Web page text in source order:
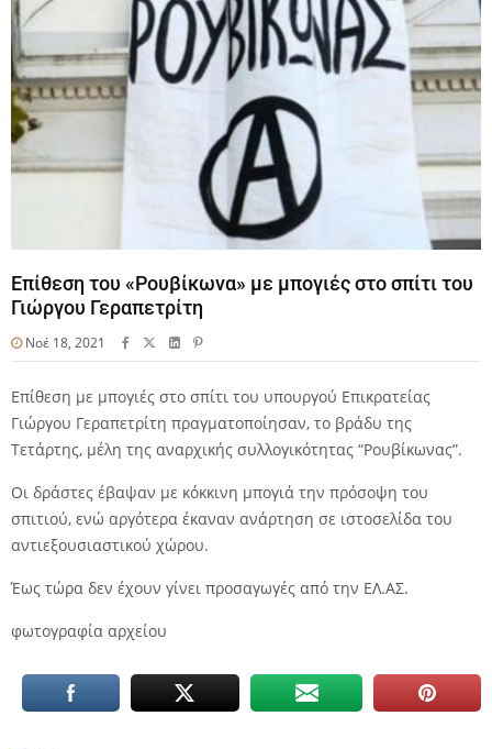
Επίθεση του «Ρουβίκωνα» με μπογιές στο σπίτι του
Γιώργου Γεραπετρίτη
Νοέ 18, 2021
Επίθεση με μπογιές στο σπίτι του υπουργού Επικρατείας
Γιώργου Γεραπετρίτη πραγματοποίησαν, το βράδυ της
Τετάρτης, μέλη της αναρχικής συλλογικότητας “Ρουβίκωνας”.
Οι δράστες έβαψαν με κόκκινη μπογιά την πρόσοψη του
σπιτιού, ενώ αργότερα έκαναν ανάρτηση σε ιστοσελίδα του
αντιεξουσιαστικού χώρου.
Έως τώρα δεν έχουν γίνει προσαγωγές από την ΕΛ.ΑΣ.
φωτογραφία αρχείου